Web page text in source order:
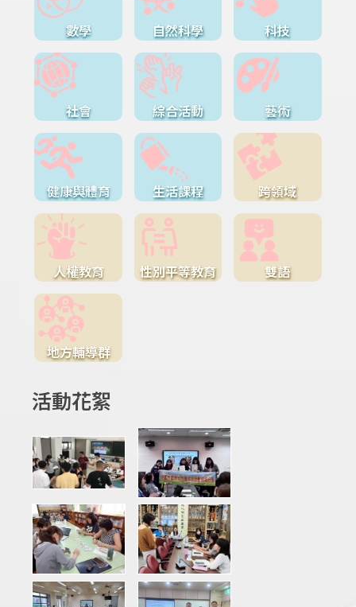
數學 自然科學 科技
社會 綜合活動 藝術
健康與體育 生活課程 跨領域
人權教育 性別平等教育 雙語
地方輔導群
活動花絮